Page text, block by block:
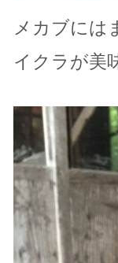
メカブには
イクラが美